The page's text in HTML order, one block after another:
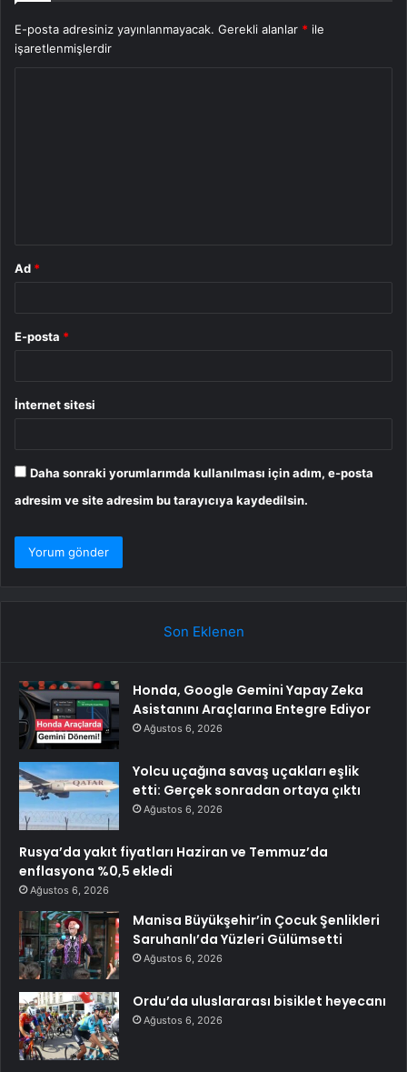
E-posta adresiniz yayınlanmayacak. Gerekli alanlar * ile
işaretlenmişlerdir
Ad *
E-posta *
İnternet sitesi
Daha sonraki yorumlarımda kullanılması için adım, e-posta
adresim ve site adresim bu tarayıcıya kaydedilsin.
Son Eklenen
Honda, Google Gemini Yapay Zeka
Asistanını Araçlarına Entegre Ediyor
Ağustos 6, 2026
Yolcu uçağına savaş uçakları eşlik
etti: Gerçek sonradan ortaya çıktı
Ağustos 6, 2026
Rusya’da yakıt fiyatları Haziran ve Temmuz’da
enflasyona %0,5 ekledi
Ağustos 6, 2026
Manisa Büyükşehir’in Çocuk Şenlikleri
Saruhanlı’da Yüzleri Gülümsetti
Ağustos 6, 2026
Ordu’da uluslararası bisiklet heyecanı
Ağustos 6, 2026